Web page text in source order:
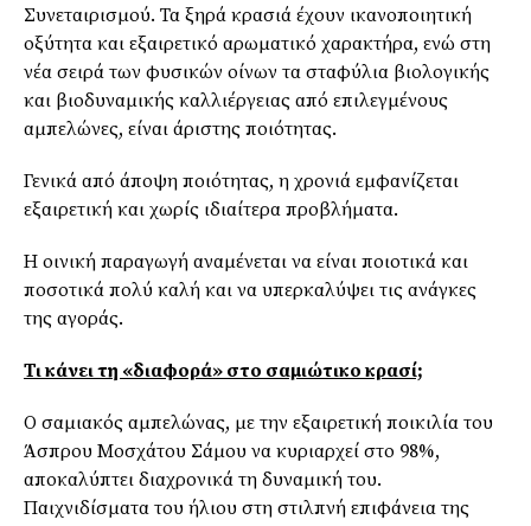
Συνεταιρισμού. Τα ξηρά κρασιά έχουν ικανοποιητική
οξύτητα και εξαιρετικό αρωματικό χαρακτήρα, ενώ στη
νέα σειρά των φυσικών οίνων τα σταφύλια βιολογικής
και βιοδυναμικής καλλιέργειας από επιλεγμένους
αμπελώνες, είναι άριστης ποιότητας.
Γενικά από άποψη ποιότητας, η χρονιά εμφανίζεται
εξαιρετική και χωρίς ιδιαίτερα προβλήματα.
Η οινική παραγωγή αναμένεται να είναι ποιοτικά και
ποσοτικά πολύ καλή και να υπερκαλύψει τις ανάγκες
της αγοράς.
Τι κάνει τη «διαφορά» στο σαμιώτικο κρασί;
Ο σαμιακός αμπελώνας, με την εξαιρετική ποικιλία του
Άσπρου Μοσχάτου Σάμου να κυριαρχεί στο 98%,
αποκαλύπτει διαχρονικά τη δυναμική του.
Παιχνιδίσματα του ήλιου στη στιλπνή επιφάνεια της